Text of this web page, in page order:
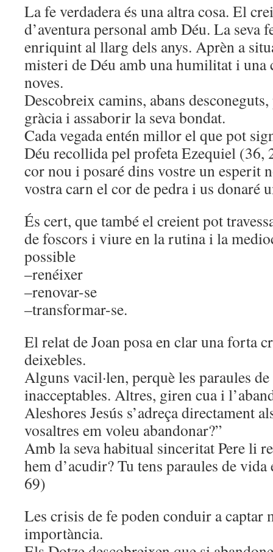
La fe verdadera és una altra cosa. El
d’aventura personal amb Déu. La seva
enriquint al llarg dels anys. Aprèn a
misteri de Déu amb una humilitat i una
noves.
Descobreix camins, abans
gràcia i assaborir la seva bondat.
Cada vegada entén millor el que pot
Déu recollida pel profeta Ezequiel (36,
cor nou i posaré dins vostre un esperit
vostra carn el cor de pedra i us donaré
És cert, que també el creient pot
de foscors i viure en la rutina i la
possible
–renéixer
–renovar-se
–transformar-se.
El relat de Joan posa en clar una forta
deixebles.
Alguns vacil·len, perquè les paraules
inacceptables. Altres, giren cua i
Aleshores Jesús s’adreça directament
vosaltres em voleu abandonar?”
Amb la seva habitual sinceritat Pere li
hem d’acudir? Tu tens paraules de
69)
Les crisis de fe poden conduir a captar
importància.